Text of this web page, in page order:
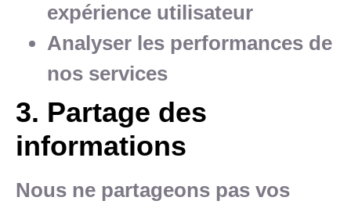
expérience utilisateur
Analyser les performances de
nos services
3. Partage des
informations
Nous ne partageons pas vos